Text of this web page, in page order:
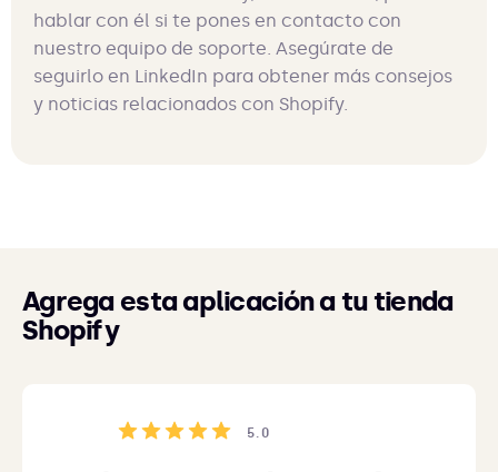
hablar con él si te pones en contacto con
nuestro equipo de soporte. Asegúrate de
seguirlo en LinkedIn para obtener más consejos
y noticias relacionados con Shopify.
Agrega esta aplicación a tu tienda
Shopify
5.0